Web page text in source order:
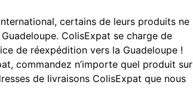
certains de leurs produits ne
ColisExpat se charge de
de réexpédition vers la Guadeloupe !
commandez n’importe quel produit sur
de livraisons ColisExpat que nous